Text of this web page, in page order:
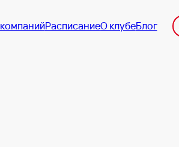
РасписаниеО клубеБлог